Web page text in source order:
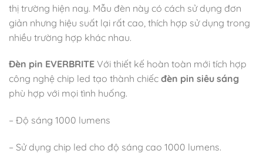
thị trường hiện nay. Mẫu đèn này có cách sử dụng đơn
giản nhưng hiệu suất lại rất cao, thích hợp sử dụng trong
nhiều trường hợp khác nhau.
Đèn pin EVERBRITE Với thiết kế hoàn toàn mới tích hợp
công nghệ chip led tạo thành chiếc đèn pin siêu sáng
phù hợp với mọi tình huống.
– Độ sáng 1000 lumens
– Sử dụng chip led cho độ sáng cao 1000 lumens.